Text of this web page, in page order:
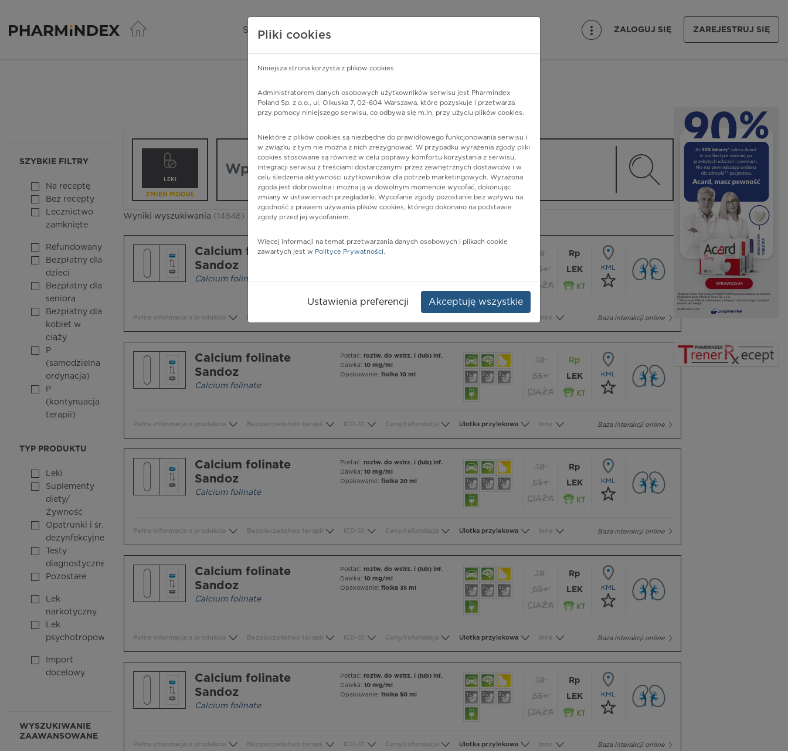
Pharmindex - lider wiedzy o lekach
SERWISY PHARMINDEX ZALOGUJ SIĘ ZAREJESTRUJ SIĘ
SZYBKIE FILTRY
Na receptę
Bez recepty
Lecznictwo
zamknięte
Refundowany
Bezpłatny dla
dzieci
Bezpłatny dla
seniora
Bezpłatny dla
kobiet w
ciąży
P
(samodzielna
ordynacja)
P
(kontynuacja
terapii)
TYP PRODUKTU
Leki
Suplementy
diety/
Żywność
Opatrunki i śr.
dezynfekcyjne
Testy
diagnostyczne
Pozostałe
Lek
narkotyczny
Lek
psychotropowy
Import
docelowy
WYSZUKIWANIE
ZAAWANSOWANE
Pharmindex
lider wiedzy o lekach
LEKI
ZMIEŃ MODUŁ
Wpisz nazwę lub substancję czynną
Wyniki wyszukiwania (14848)
Calcium folinate
Sandoz
Calcium folinate
Postać:roztw. do wstrz. i (lub) inf.
18
65+
CIĄŻA
Rp
LEK
KML
Baza interakcji online
Pełna informacja o produkcie Inne
Calcium folinate
Sandoz
Calcium folinate
Postać: roztw. do wstrz. i (lub) inf.
Dawka: 10 mg/ml
Opakowanie: fiolka 10 ml
18
65+
CIĄŻA
Rp
LEK
KML
Baza interakcji online
Pełna informacja o produkcie Bezpieczeństwo terapii ICD-10 Ceny/refundacja Ulotka przylekowa Inne
Calcium folinate
Sandoz
Calcium folinate
Postać: roztw. do wstrz. i (lub) inf.
Dawka: 10 mg/ml
Opakowanie: fiolka 20 ml
18
65+
CIĄŻA
Rp
LEK
KML
Baza interakcji online
Pełna informacja o produkcie Bezpieczeństwo terapii ICD-10 Ceny/refundacja Ulotka przylekowa Inne
Calcium folinate
Sandoz
Calcium folinate
Postać: roztw. do wstrz. i (lub) inf.
Dawka: 10 mg/ml
Opakowanie: fiolka 35 ml
18
65+
CIĄŻA
Rp
LEK
KML
Baza interakcji online
Pełna informacja o produkcie Bezpieczeństwo terapii ICD-10 Ceny/refundacja Ulotka przylekowa Inne
Calcium folinate
Sandoz
Calcium folinate
Postać: roztw. do wstrz. i (lub) inf.
Dawka: 10 mg/ml
Opakowanie: fiolka 50 ml
18
65+
CIĄŻA
Rp
LEK
KML
Baza interakcji online
Pełna informacja o produkcie Bezpieczeństwo terapii ICD-10 Ceny/refundacja Ulotka przylekowa Inne
Pliki cookies
Niniejsza strona korzysta z plików cookies
Administratorem danych osobowych użytkowników serwisu jest Pharmindex
Poland Sp. z o.o., ul. Olkuska 7, 02-604 Warszawa, które pozyskuje i przetwarza
przy pomocy niniejszego serwisu, co odbywa się m.in. przy użyciu plików cookies.
Niektóre z plików cookies są niezbędne do prawidłowego funkcjonowania serwisu i
w związku z tym nie można z nich zrezygnować. W przypadku wyrażenia zgody pliki
cookies stosowane są również w celu poprawy komfortu korzystania z serwisu,
integracji serwisu z treściami dostarczanymi przez zewnętrznych dostawców i w
celu śledzenia aktywności użytkowników dla potrzeb marketingowych. Wyrażona
zgoda jest dobrowolna i można ją w dowolnym momencie wycofać, dokonując
zmiany w ustawieniach przeglądarki. Wycofanie zgody pozostanie bez wpływu na
zgodność z prawem używania plików cookies, którego dokonano na podstawie
zgody przed jej wycofaniem.
Więcej informacji na temat przetwarzania danych osobowych i plikach cookie
zawartych jest w Polityce Prywatności.
Ustawienia preferencji Akceptuję wszystkie